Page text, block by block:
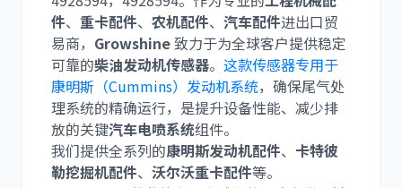
潍柴 川崎
件、 重卡配件、 农机配件、 汽车配件进出口贸
易商， Growshine致力于为全球客户提供稳定
可靠的柴油发动机传感器。 这款传感器专用于
康明斯（Cummins）发动机系统，确保尾气处
理系统的精确运行，是提升设备性能、减少排
放的关键汽车电喷系统组件。
我们提供全系列的康明斯发动机配件、 卡特彼
勒挖掘机配件、 沃尔沃重卡配件等。